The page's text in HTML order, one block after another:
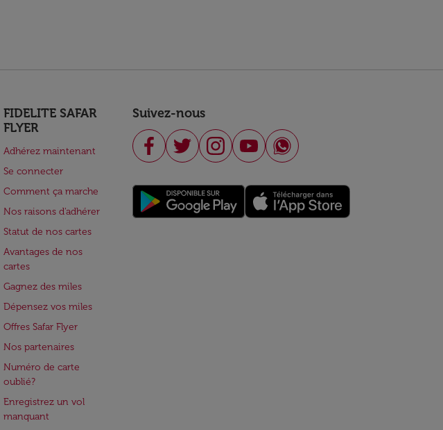
FIDELITE SAFAR
FLYER
Adhérez maintenant
Se connecter
Comment ça marche
Nos raisons d'adhérer
Statut de nos cartes
Avantages de nos
cartes
Gagnez des miles
Dépensez vos miles
Offres Safar Flyer
Nos partenaires
Numéro de carte
oublié?
Enregistrez un vol
manquant
Suivez-nous